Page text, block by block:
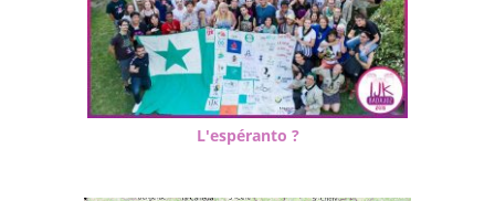
L'espéranto ?